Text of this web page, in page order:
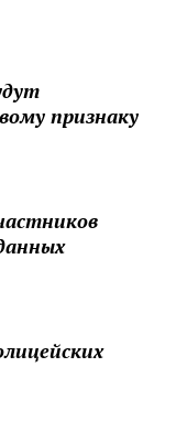
признаку